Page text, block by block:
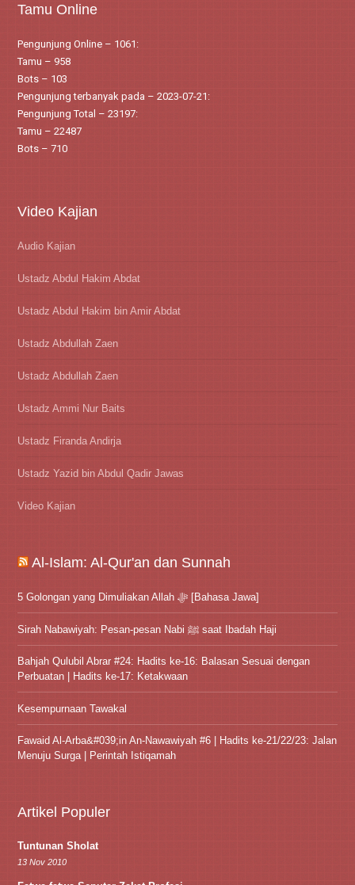
Tamu Online
Pengunjung Online – 1061:
Tamu – 958
Bots – 103
Pengunjung terbanyak pada – 2023-07-21:
Pengunjung Total – 23197:
Tamu – 22487
Bots – 710
Video Kajian
Audio Kajian
Ustadz Abdul Hakim Abdat
Ustadz Abdul Hakim bin Amir Abdat
Ustadz Abdullah Zaen
Ustadz Abdullah Zaen
Ustadz Ammi Nur Baits
Ustadz Firanda Andirja
Ustadz Yazid bin Abdul Qadir Jawas
Video Kajian
Al-Islam: Al-Qur'an dan Sunnah
5 Golongan yang Dimuliakan Allah ﷻ [Bahasa Jawa]
Sirah Nabawiyah: Pesan-pesan Nabi ﷺ saat Ibadah Haji
Bahjah Qulubil Abrar #24: Hadits ke-16: Balasan Sesuai dengan
Perbuatan | Hadits ke-17: Ketakwaan
Kesempurnaan Tawakal
Fawaid Al-Arba&#039;in An-Nawawiyah #6 | Hadits ke-21/22/23: Jalan
Menuju Surga | Perintah Istiqamah
Artikel Populer
Tuntunan Sholat
13 Nov 2010